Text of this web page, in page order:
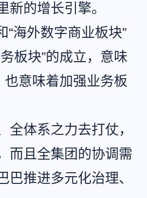
新的增长引擎。
“海外数字商业板块”
板块”的成立，意味
也意味着加强业务板
体系之力去打仗，
而且全集团的协调需
推进多元化治理、